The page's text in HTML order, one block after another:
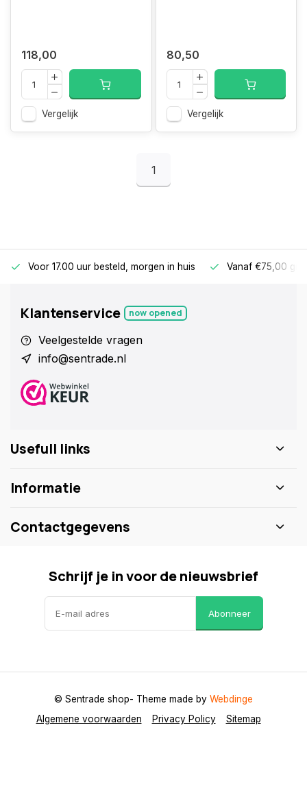
118,00
Vergelijk
80,50
Vergelijk
1
Voor 17.00 uur besteld, morgen in huis Vanaf €75,00
Klantenservice now opened
Veelgestelde vragen
info@sentrade.nl
Usefull links
Informatie
Contactgegevens
Schrijf je in voor de nieuwsbrief
Abonneer
Algemene voorwaarden Privacy Policy Sitemap
© Sentrade shop- Theme made by Webdinge